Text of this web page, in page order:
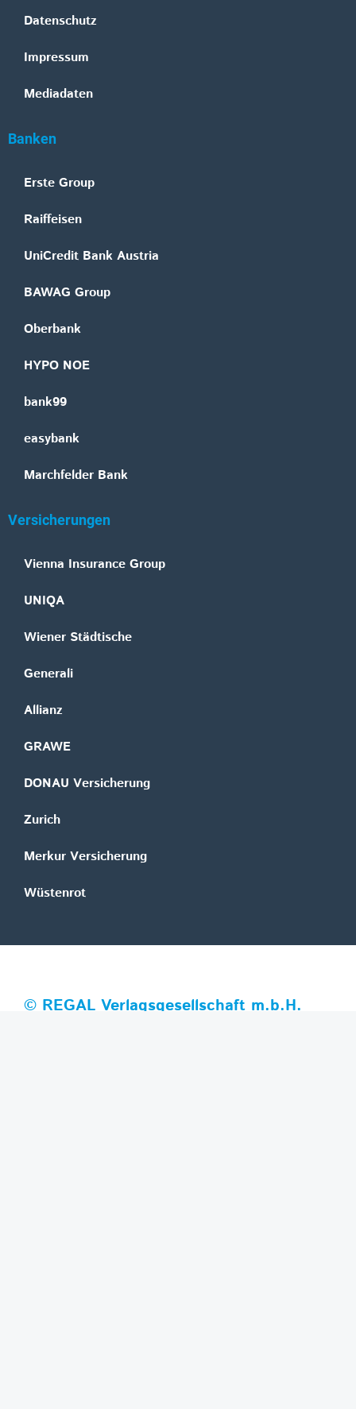
Datenschutz
Impressum
Mediadaten
Banken
Erste Group
Raiffeisen
UniCredit Bank Austria
BAWAG Group
Oberbank
HYPO NOE
bank99
easybank
Marchfelder Bank
Versicherungen
Vienna Insurance Group
UNIQA
Wiener Städtische
Generali
Allianz
GRAWE
DONAU Versicherung
Zurich
Merkur Versicherung
Wüstenrot
© REGAL Verlagsgesellschaft m.b.H.